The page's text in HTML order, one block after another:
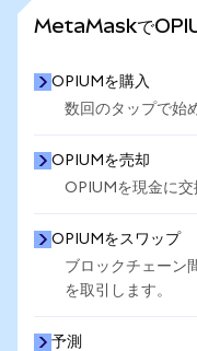
MetaMaskで
OPIUMを購入
数回のタップで始
OPIUMを売却
OPIUMを現金に交
OPIUMをスワップ
ブロックチェーン
を取引します。
予測